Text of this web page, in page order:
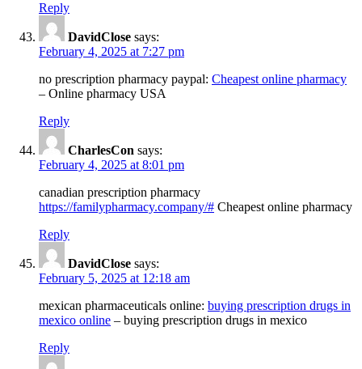
Reply
DavidClose says:
February 4, 2025 at 7:27 pm
no prescription pharmacy paypal: Cheapest online pharmacy
– Online pharmacy USA
Reply
CharlesCon says:
February 4, 2025 at 8:01 pm
canadian prescription pharmacy
https://familypharmacy.company/# Cheapest online pharmacy
Reply
DavidClose says:
February 5, 2025 at 12:18 am
mexican pharmaceuticals online: buying prescription drugs in
mexico online – buying prescription drugs in mexico
Reply